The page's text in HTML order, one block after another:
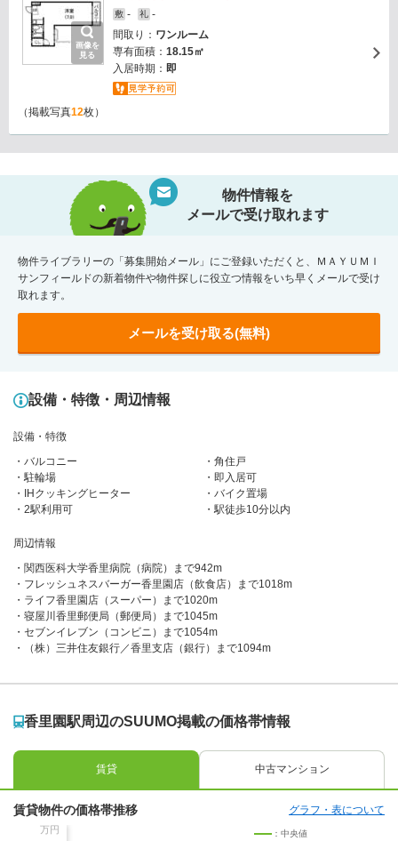
画像を
見る
敷 - 礼 -
間取り： ワンルーム
専有面積： 18.15㎡
入居時期： 即
（掲載写真12枚）
物件情報を
メールで受け取れます
物件ライブラリーの「募集開始メール」にご登録いただくと、ＭＡＹＵＭＩ
サンフィールドの新着物件や物件探しに役立つ情報をいち早くメールで受け
取れます。
メールを受け取る(無料)
設備・特徴・周辺情報
設備・特徴
バルコニー
角住戸
駐輪場
即入居可
IHクッキングヒーター
バイク置場
2駅利用可
駅徒歩10分以内
周辺情報
関西医科大学香里病院（病院）まで942m
フレッシュネスバーガー香里園店（飲食店）まで1018m
ライフ香里園店（スーパー）まで1020m
寝屋川香里郵便局（郵便局）まで1045m
セブンイレブン（コンビニ）まで1054m
（株）三井住友銀行／香里支店（銀行）まで1094m
香里園駅周辺のSUUMO掲載の価格帯情報
賃貸 中古マンション
賃貸物件の価格帯推移 グラフ・表について
万円 ：中央値